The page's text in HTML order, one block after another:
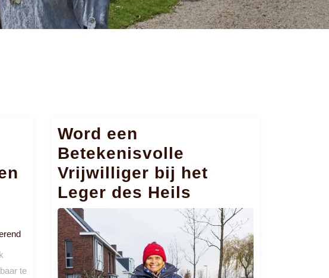
te
Word een
Betekenisvolle
Vrijwilliger bij het
Leger des Heils